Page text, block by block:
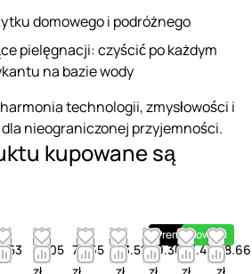
domowego i podróżnego
pielęgnacji: czyścić po każdym
na bazie wody
technologii, zmysłowości i
nieograniczonej przyjemności.
kupowane są
47.05 73.65
43.52
Premium
29.36
Nowość
43.4268.66